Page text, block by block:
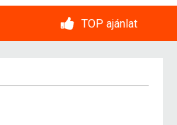
TOP ajánlat